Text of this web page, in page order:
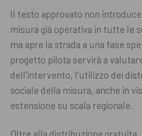
Il testo approvato non
misura già operativa in tutte le
ma apre la strada a una fase
progetto pilota servirà a
dell’intervento, l’utilizzo dei
sociale della misura, anche in
estensione su scala regionale.
Oltre alla distribuzione